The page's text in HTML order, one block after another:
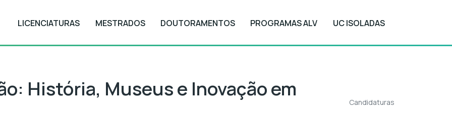
LICENCIATURAS MESTRADOS DOUTORAMENTOS PROGRAMAS ALV UC ISOLADAS
História, Museus e Inovação em
Candidaturas